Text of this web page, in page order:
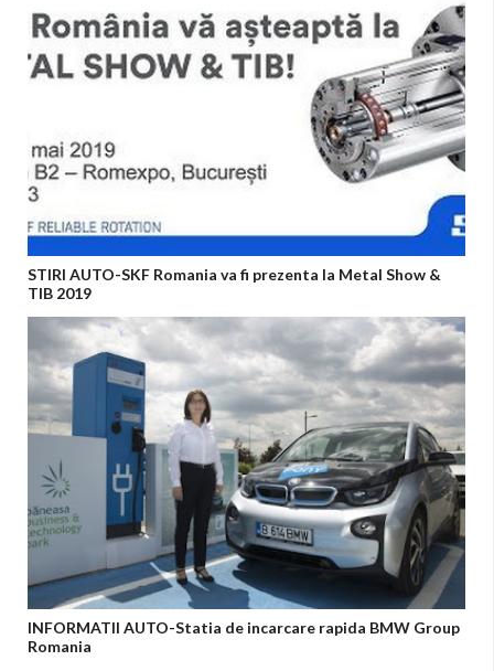
STIRI AUTO-SKF Romania va fi prezenta la Metal Show &
TIB 2019
INFORMATII AUTO-Statia de incarcare rapida BMW Group
Romania